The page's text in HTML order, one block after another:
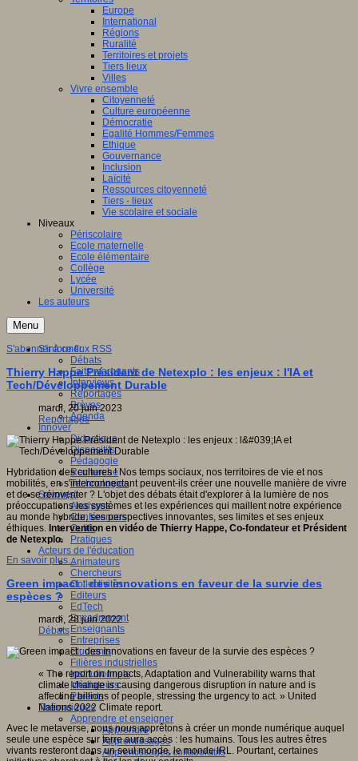
Europe
International
Régions
Ruralité
Territoires et projets
Tiers lieux
Villes
Vivre ensemble
Citoyenneté
Culture européenne
Démocratie
Egalité Hommes/Femmes
Ethique
Gouvernance
Inclusion
Laïcité
Ressources citoyenneté
Tiers - lieux
Vie scolaire et sociale
Niveaux
Périscolaire
Ecole maternelle
Ecole élémentaire
Collège
Lycée
Université
Les auteurs
Menu
S'informer
Débats
Faits marquants
Interviews
Reportages
Brèves
Agenda
Innover
Didactique
Dispositifs
Pédagogie
Recherche
Technologies
Savoir(s)
Analyses
Conférences
Outils
Pratiques
Acteurs de l'éducation
Animateurs
Chercheurs
Collectivités
Editeurs
EdTech
Encadrement
Enseignants
Entreprises
Etudiants
Filières industrielles
Institutionnels
Médiateurs
Parents
Thématiques
Apprendre et enseigner
Apprendre
Apprentissages
Apprentissages collaboratifs
S'abonner à ce flux RSS
Thierry Happe Président de Netexplo : les enjeux : l'IA et
Tech/Développement Durable
mardi, 20 juin 2023
Reportages
Hybridation des cultures ! Nos temps sociaux, nos territoires de vie et nos
mobilités, en s'interconnectant peuvent-ils créer une nouvelle manière de vivre
et de se réinventer ? L'objet des débats était d'explorer à la lumière de nos
préoccupations les systèmes et les expériences qui maillent notre expérience
au monde hybride, ses perspectives innovantes, ses limites et ses enjeux
éthiques. Intervention en vidéo de Thierry Happe, Co-fondateur et Président
de Netexplo.
En savoir plus...
Green impact : des innovations en faveur de la survie des
espèces ?
mardi, 28 juin 2022
Débats
« The report on Impacts, Adaptation and Vulnerability warns that
climate change is causing dangerous disruption in nature and is
affecting billions of people, stressing the urgency to act. » United
Nations 2022 Climate report.
Avec le metaverse, nous nous apprêtons à créer un monde numérique auquel
seule une espèce sur terre aura accès : les humains. Tous les autres êtres
vivants resteront dans un seul monde, le monde IRL. Pourtant, certaines